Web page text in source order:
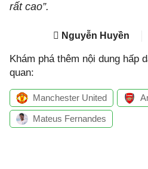
rất cao”.
Nguyễn Huyền
Khám phá thêm nội dung hấp
quan:
Manchester United
Mateus Fernandes